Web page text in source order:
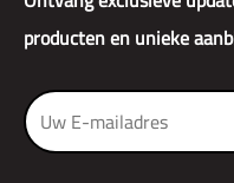
producten en unieke